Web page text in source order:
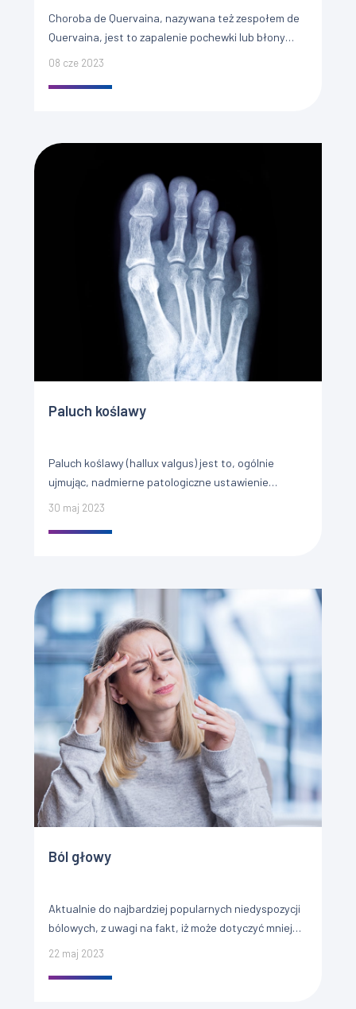
Choroba de Quervaina, nazywana też zespołem de
Quervaina, jest to zapalenie pochewki lub błony
maziowej w obrębie ścięgien pierwszego przedziału
08 cze 2023
Paluch koślawy
Paluch koślawy (hallux valgus) jest to, ogólnie
ujmując, nadmierne patologiczne ustawienie
palucha w kierunku bocznej strony stopy, które w
30 maj 2023
Ból głowy
Aktualnie do najbardziej popularnych niedyspozycji
bólowych, z uwagi na fakt, iż może dotyczyć mniej
więcej 45% populacji, zaliczyć można ból głowy.
22 maj 2023